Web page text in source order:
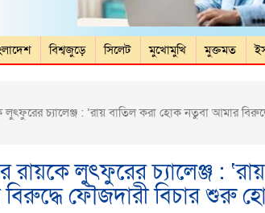
বিশ্বজুড়ে সিলেট মুখোমুখি মুক্তমত
লুৎফুরের চ্যালেঞ্জ : ‘রায় বাতিল করা হোক নতুবা আমার
রায়কে লুৎফুরের চ্যালেঞ্জ :
ফৌজদারী বিচার শুরু